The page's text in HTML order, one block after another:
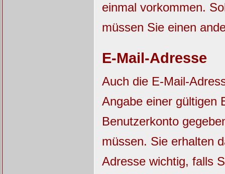
einmal vorkommen.
müssen Sie einen
E-Mail-Adresse
Auch die E-Mail-
Angabe einer gültigen
Benutzerkonto
müssen. Sie erhalten
Adresse wichtig, falls